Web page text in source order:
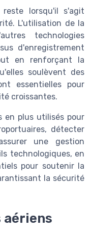
lorsqu'il s'agit
L'utilisation de la
technologies
d'enregistrement
en renforçant la
soulèvent des
essentielles pour
croissantes.
en plus utilisés pour
détecter
une gestion
technologiques, en
pour soutenir la
la sécurité
aériens